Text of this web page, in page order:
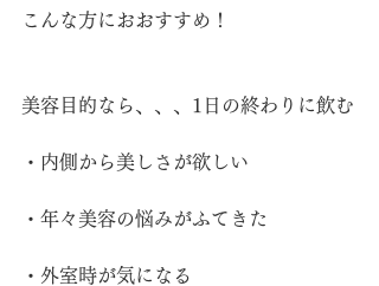
こんな方におおすすめ！
美容目的なら、、、1日の終わりに飲む
・内側から美しさが欲しい
・年々美容の悩みがふてきた
・外室時が気になる